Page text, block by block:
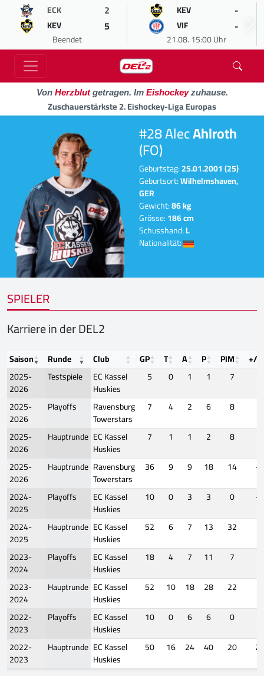
ECK 2
KEV 5
Beendet
KEV -
VIF -
21.08. 15:00 Uhr
Von Herzblutgetragen. Im Eishockeyzuhause.
Zuschauerstärkste 2. Eishockey-Liga Europas
#28 AlecAhlroth
(FO)
Geburtstag:25.01.2001 (25)
Geburtsort:Wilhelmshaven,
GER
Gewicht:86 kg
Grösse:186 cm
Schusshand:L
Nationalität:
SPIELER
Karriere in der DEL2
Saison Runde Club GP T A P PIM
+/-
2025-
2026
Testspiele
EC Kassel
Huskies
5 0 1 1 7
2025-
2026
Playoffs
Ravensburg
Towerstars
7 4 2 6 8
2025-
2026
Hauptrunde EC Kassel
Huskies
7 1 1 2 8
2025-
2026
Hauptrunde Ravensburg
Towerstars
36 9 9 18 14
-2
2024-
2025
Playoffs
EC Kassel
Huskies
10 0 3 3 0
-1
2024-
2025
Hauptrunde EC Kassel
Huskies
52 6 7 13 32
2023-
2024
Playoffs
EC Kassel
Huskies
18 4 7 11 7
2023-
2024
Hauptrunde EC Kassel
Huskies
52 10 18 28 22
2022-
2023
Playoffs
EC Kassel
Huskies
10 0 6 6 0
2022-
2023
Hauptrunde EC Kassel
Huskies
50 16 24 40 20 22